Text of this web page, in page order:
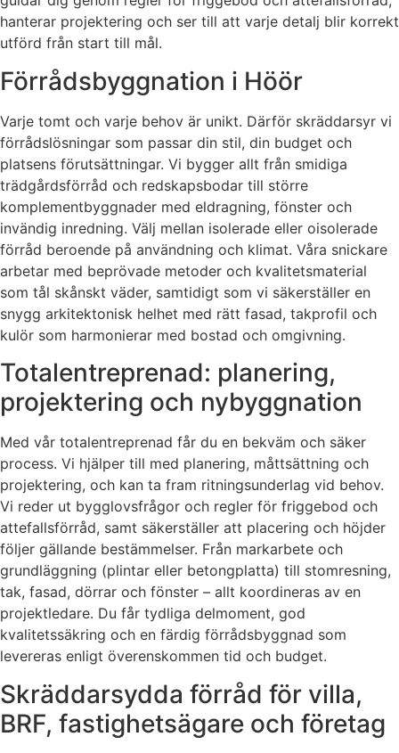
hanterar projektering och ser till att varje detalj blir korrekt
utförd från start till mål.
Förrådsbyggnation i Höör
Varje tomt och varje behov är unikt. Därför skräddarsyr vi
förrådslösningar som passar din stil, din budget och
platsens förutsättningar. Vi bygger allt från smidiga
trädgårdsförråd och redskapsbodar till större
komplementbyggnader med eldragning, fönster och
invändig inredning. Välj mellan isolerade eller oisolerade
förråd beroende på användning och klimat. Våra snickare
arbetar med beprövade metoder och kvalitetsmaterial
som tål skånskt väder, samtidigt som vi säkerställer en
snygg arkitektonisk helhet med rätt fasad, takprofil och
kulör som harmonierar med bostad och omgivning.
Totalentreprenad: planering,
projektering och nybyggnation
Med vår totalentreprenad får du en bekväm och säker
process. Vi hjälper till med planering, måttsättning och
projektering, och kan ta fram ritningsunderlag vid behov.
Vi reder ut bygglovsfrågor och regler för friggebod och
attefallsförråd, samt säkerställer att placering och höjder
följer gällande bestämmelser. Från markarbete och
grundläggning (plintar eller betongplatta) till stomresning,
tak, fasad, dörrar och fönster – allt koordineras av en
projektledare. Du får tydliga delmoment, god
kvalitetssäkring och en färdig förrådsbyggnad som
levereras enligt överenskommen tid och budget.
Skräddarsydda förråd för villa,
BRF, fastighetsägare och företag